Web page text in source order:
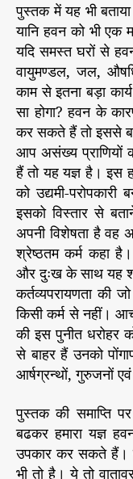
पुस्तक में यह भी बताया
यानि हवन को भी एक
यदि समस्त घरों से
वायुमण्डल, जल,
काम से इतना बड़ा
सा होगा? हवन के
कर सकते हैं तो इससे
आप असंख्य प्राणियों
हैं तो यह यज्ञ है। इस
को उद्यमी-परोपकारी
इसको विस्तार से
अपनी विशेषता है वह
श्रेष्ठतम कर्म कहा
और दुःख के साथ यह
कर्तव्यपरायणता की
किसी कर्म से नहीं।
की इस पुनीत धरोहर
से बाहर हैं उनको
आर्षग्रन्थों, गुरुजनों एवं
पुस्तक की समाप्ति
बढकर हमारा यज्ञ
उपकार कर सकते हैं।
भी तो है। ये तो